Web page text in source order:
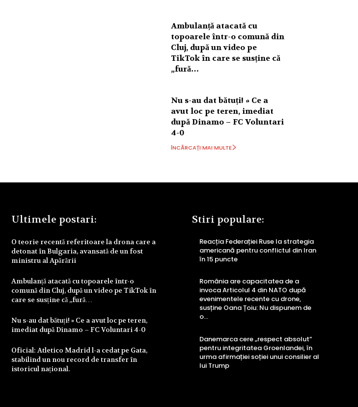
Ambulanță atacată cu
topoarele într-o comună din
Cluj, după un video pe
TikTok în care se susține că
„fură…
Nu s-au dat bătuți! » Ce a
avut loc pe teren, imediat
după Dinamo – FC Voluntari
4-0
ÎNCĂRCAȚI MAI MULTE
Ultimele postari:
O teorie recentă referitoare la drona care a
detonat în Bulgaria, avansată de un fost
ministru al Apărării
Ambulanță atacată cu topoarele într-o
comună din Cluj, după un video pe TikTok în
care se susține că „fură…
Nu s-au dat bătuți! » Ce a avut loc pe teren,
imediat după Dinamo – FC Voluntari 4-0
Oficial: Atletico Madrid l-a cedat pe Gata,
stabilind un nou record de transfer în
istoricul național.
Stiri populare:
Reacția Federației Ruse la strategia
americană pentru conflictul din Iran
în 15 puncte
România are capacitatea de a
invoca Articolul 4 din NATO după
evenimentele recente cu drone,
susține Oana Țoiu: Nu dispunem de
o…
Danemarca cere „respect absolut”
pentru integritatea Groenlandei, în
urma afirmației soției unui consilier al
lui Trump